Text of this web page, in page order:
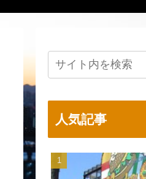
人気記事